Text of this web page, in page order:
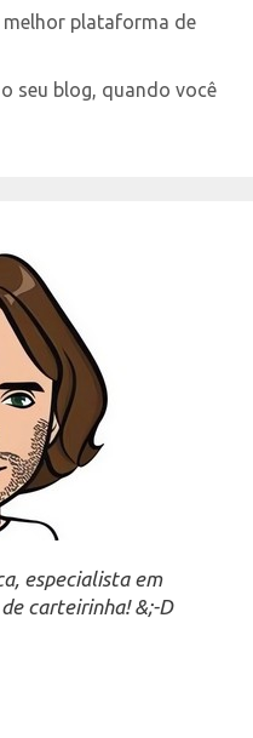
melhor plataforma de
seu blog, quando você
especialista em
carteirinha! &;-D